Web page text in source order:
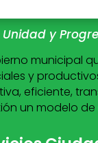
Unidad y
municipal
y
eficiente,
un modelo de